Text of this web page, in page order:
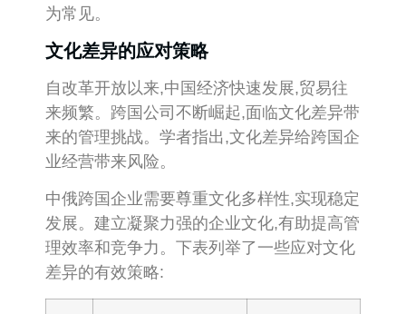
为常见。
文化差异的应对策略
自改革开放以来,中国经济快速发展,贸易往
来频繁。跨国公司不断崛起,面临文化差异带
来的管理挑战。学者指出,文化差异给跨国企
业经营带来风险。
中俄跨国企业需要尊重文化多样性,实现稳定
发展。建立凝聚力强的企业文化,有助提高管
理效率和竞争力。下表列举了一些应对文化
差异的有效策略: